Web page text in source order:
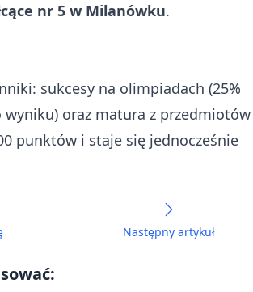
nr 5 w Milanówku.
sukcesy na olimpiadach (25%
oraz matura z przedmiotów
punktów i staje się jednocześnie
Następny artykuł